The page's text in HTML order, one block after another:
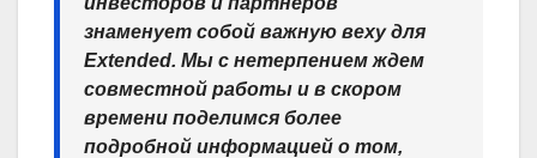
знаменует собой важную веху для
Extended. Мы с нетерпением ждем
совместной работы и в скором
времени поделимся более
подробной информацией о том,